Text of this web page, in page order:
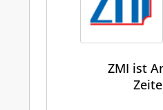
ZMI ist